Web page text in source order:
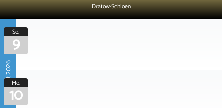
Dratow-Schloen
August 2026
So.
9
Mo.
10